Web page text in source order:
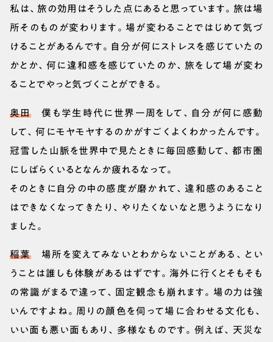
私は、旅の効用はそうした点にあると思っています。旅は場
所そのものが変わります。場が変わることではじめて気づ
けることがあるんです。自分が何にストレスを感じていたの
かとか、何に違和感を感じていたのか、旅をして場が変わ
ることでやっと気づくことができる。
奥田僕も学生時代に世界一周をして、自分が何に感動
して、何にモヤモヤするのかがすごくよくわかったんです。
冠雪した山脈を世界中で見たときに毎回感動して、都市圏
にしばらくいるとなんか疲れるなって。
そのときに自分の中の感度が磨かれて、違和感のあること
はできなくなってきたり、やりたくないなと思うようになり
ました。
稲葉場所を変えてみないとわからないことがある、とい
うことは誰しも体験があるはずです。海外に行くとそもそも
の常識がまるで違って、固定観念も崩れます。場の力は強
いんですよね。周りの顔色を伺って場に合わせる文化も、
いい面も悪い面もあり、多様なものです。例えば、天災な